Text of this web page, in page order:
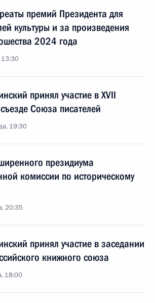
премий Президента для
культуры и за произведения
2024 года
13:30
принял участие в XVII
Союза писателей
19:30
президиума
комиссии по историческому
20:35
принял участие в заседании
книжного союза
18:00